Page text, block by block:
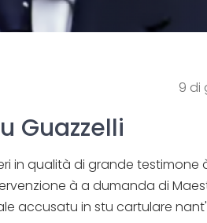
9 di
Guazzelli
in qualità di grande testimone
à a dumanda di
accusatu in stu cartulare